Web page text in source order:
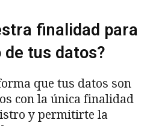
finalidad para
tus datos?
que tus datos son
con la única finalidad
y permitirte la